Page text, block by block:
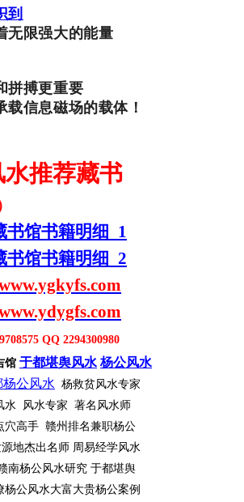
到
无限强大的能量
拼搏更重要
载信息磁场的载体！
推荐藏书
书馆书籍明细
1
书馆书籍明细 2
QQ 2294300980
馆 于都堪舆风水 杨公风水
杨公风水 杨救贫风水专家
水 风水专家 著名风水师
穴高手 赣州排名兼职杨公
地杰出名师 周易经学风水
南杨公风水研究 于都堪舆
杨公风水大富大贵杨公案例